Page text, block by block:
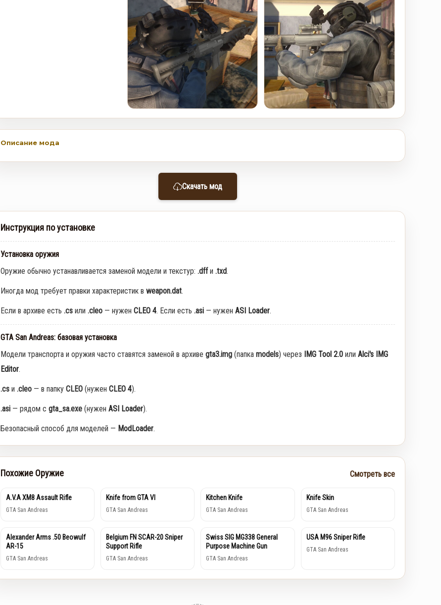
Описание мода
Скачать мод
Инструкция по установке
Установка оружия
Оружие обычно устанавливается заменой модели и текстур: .dffи .txd.
Иногда мод требует правки характеристик в weapon.dat.
Если в архиве есть .csили .cleo— нужен CLEO 4. Если есть .asi— нужен ASI Loader.
GTA San Andreas: базовая установка
Модели транспорта и оружия часто ставятся заменой в архиве gta3.img(папка models) через IMG Tool 2.0или Alci's IMG
Editor.
.csи .cleo— в папку CLEO(нужен CLEO 4).
.asi— рядом с gta_sa.exe(нужен ASI Loader).
Безопасный способ для моделей — ModLoader.
Похожие Оружие Смотреть все
A.V.A XM8 Assault Rifle
GTA San Andreas
Knife from GTA VI
GTA San Andreas
Kitchen Knife
GTA San Andreas
Knife Skin
GTA San Andreas
Alexander Arms .50 Beowulf
AR-15
GTA San Andreas
Belgium FN SCAR-20 Sniper
Support Rifle
GTA San Andreas
Swiss SIG MG338 General
Purpose Machine Gun
GTA San Andreas
USA M96 Sniper Rifle
GTA San Andreas